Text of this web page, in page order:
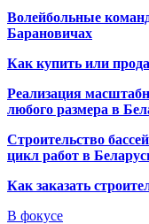
Волейбольные
Барановичах
Как купить или
Реализация
любого размера в
Строительство
цикл работ в
Как заказать
В фокусе